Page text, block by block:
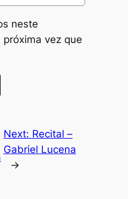
neste
vez que
Next: Recital –
Gabriel Lucena
→